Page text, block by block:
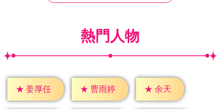
熱門人物
★ 姜厚任 ★ 曹雨婷 ★ 余天